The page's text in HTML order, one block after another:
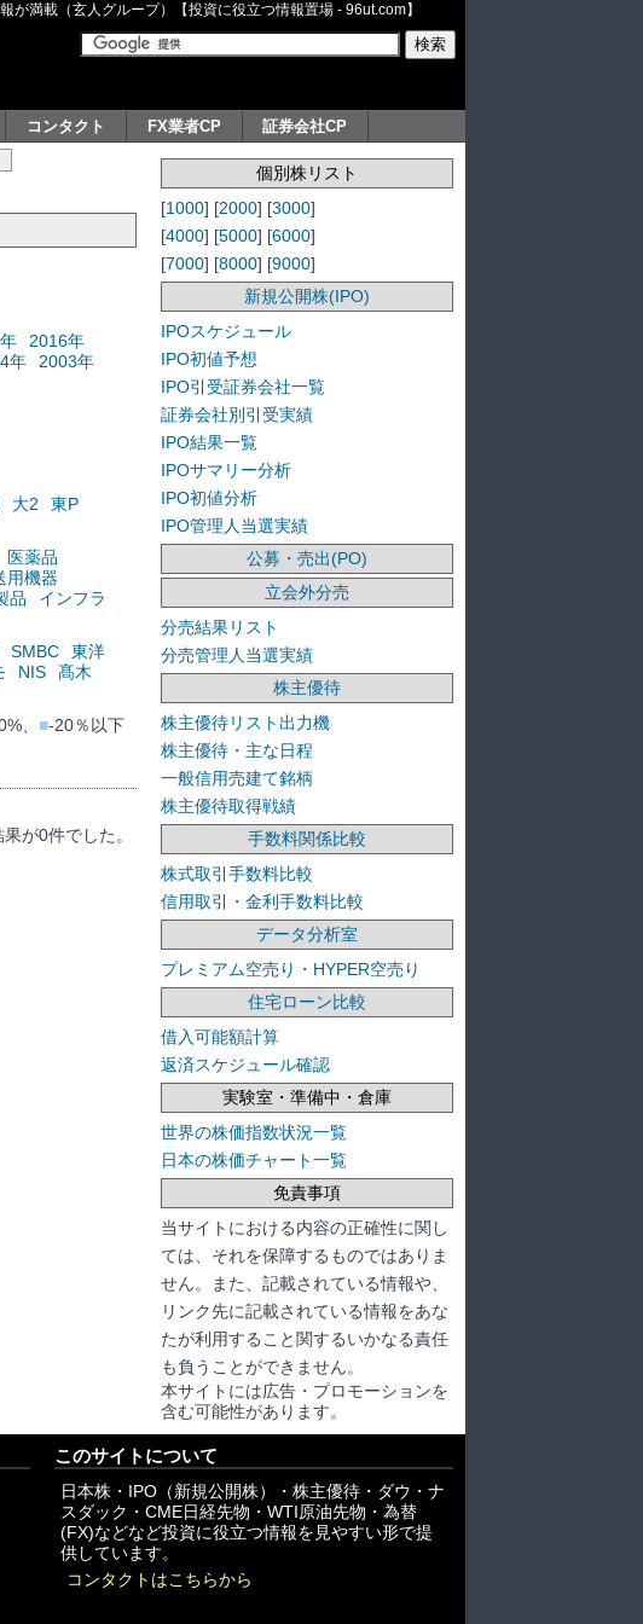
満載（玄人グループ）【投資に役立つ情報置場 - 96ut.com】
コンタクト FX業者CP 証券会社CP
2016年
年
2003年
大2
東P
医薬品
用機器
品
インフラ
SMBC
東洋
NIS
髙木
、 ■-20％以下
が0件でした。
個別株リスト
[1000] [2000] [3000]
[4000] [5000] [6000]
[7000] [8000] [9000]
新規公開株(IPO)
IPOスケジュール
IPO初値予想
IPO引受証券会社一覧
証券会社別引受実績
IPO結果一覧
IPOサマリー分析
IPO初値分析
IPO管理人当選実績
公募・売出(PO)
立会外分売
分売結果リスト
分売管理人当選実績
株主優待
株主優待リスト出力機
株主優待・主な日程
一般信用売建て銘柄
株主優待取得戦績
手数料関係比較
株式取引手数料比較
信用取引・金利手数料比較
データ分析室
プレミアム空売り・HYPER空売り
住宅ローン比較
借入可能額計算
返済スケジュール確認
実験室・準備中・倉庫
世界の株価指数状況一覧
日本の株価チャート一覧
免責事項
当サイトにおける内容の正確性に関し
ては、それを保障するものではありま
せん。また、記載されている情報や、
リンク先に記載されている情報をあな
たが利用すること関するいかなる責任
も負うことができません。
本サイトには広告・プロモーションを
含む可能性があります。
このサイトについて
日本株・IPO（新規公開株）・株主優待・ダウ・ナ
スダック・CME日経先物・WTI原油先物・為替
(FX)などなど投資に役立つ情報を見やすい形で提
供しています。
コンタクトはこちらから